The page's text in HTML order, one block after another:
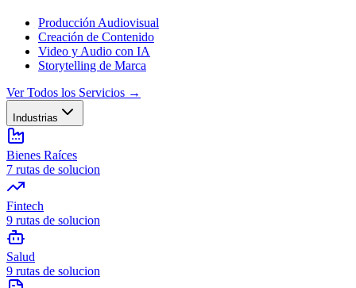
Producción Audiovisual
Creación de Contenido
Video y Audio con IA
Storytelling de Marca
Ver Todos los Servicios →
Industrias
Bienes Raíces
7 rutas de solucion
Fintech
9 rutas de solucion
Salud
9 rutas de solucion